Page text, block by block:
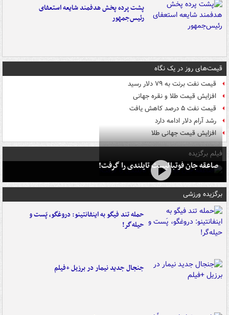
پشت پرده پخش هدفمند شایعه استعفای
رئیس‌جمهور
قیمت‌های روز در یک نگاه
قیمت نفت برنت به ۷۹ دلار رسید
افزایش قیمت طلا و نقره جهانی
قیمت نفت ۵ درصد کاهش یافت
رشد آرام دلار ادامه دارد
افزایش قیمت جهانی طلا
فیلم برگزیده
صاعقه جان فوتبالیست تایلندی را گرفت!
برگزیده ورزشی
حمله تند فیگو به اینفانتینو: دروغگو، پَست‌ و
حیله‌گر!
جنجال جدید نیمار در برزیل +فیلم